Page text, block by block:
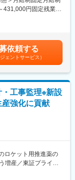
す。
クス 武豊工場
シブな集団であり続
有給など働き方◎
・ポスティングはなく
円固定残業手
区分（地域限定・エ
。※平均歩合は
連動■年収例９年目
収1,404万円、３年
目安の金額であり、
給(月額)は固定手当を
依頼する
ジェントサービス）
・工事監理※新設
強化に貢献
ロケット用推進薬の
増産／東証プライム